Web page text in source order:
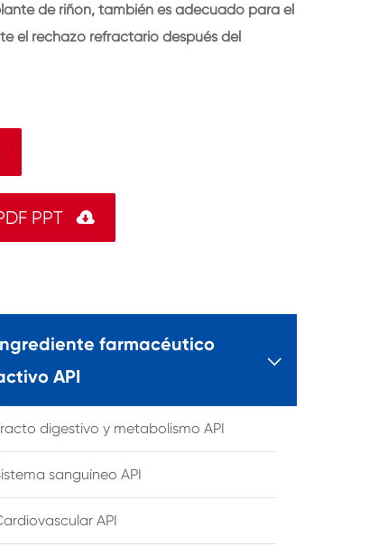
de riñón, también es adecuado para el
el rechazo refractario después del
PPT 
farmacéutico
API

digestivo y metabolismo API
sanguíneo API
API